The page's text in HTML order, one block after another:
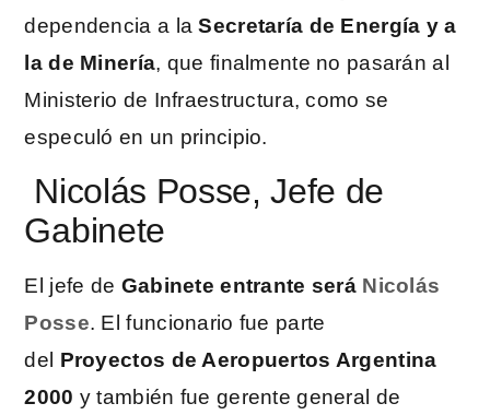
dependencia a laSecretaría de Energía y a
la de Minería, que finalmente no pasarán al
Ministerio de Infraestructura, como se
especuló en un principio.
Nicolás Posse, Jefe de
Gabinete
El jefe de Gabinete entrante será Nicolás
Posse. El funcionario fue parte
del Proyectos de Aeropuertos Argentina
2000 y también fue gerente general de